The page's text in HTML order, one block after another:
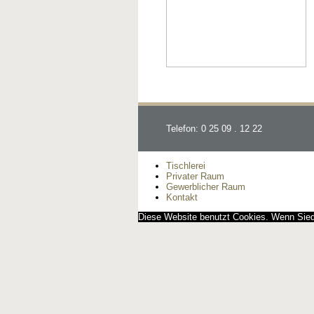
Telefon: 0 25 09 . 12 22
Tischlerei
Privater Raum
Gewerblicher Raum
Kontakt
Diese Website benutzt Cookies. Wenn